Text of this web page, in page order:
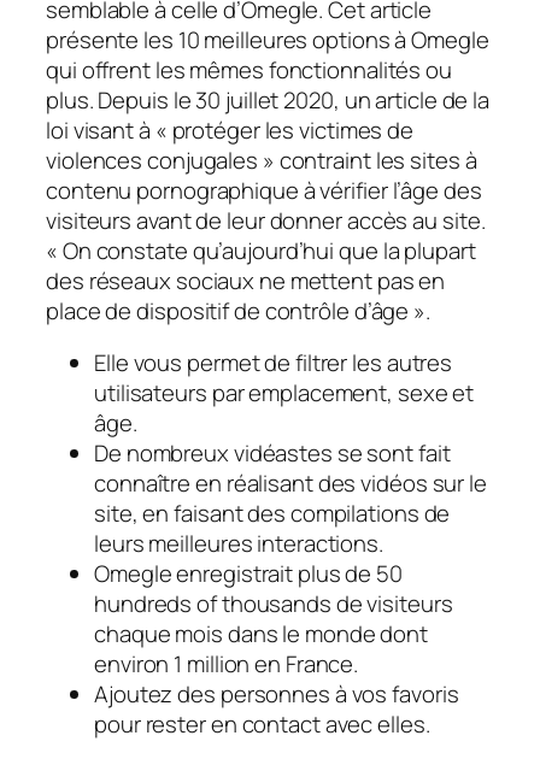
semblable à celle d’Omegle. Cet article
présente les 10 meilleures options à Omegle
qui offrent les mêmes fonctionnalités ou
plus. Depuis le 30 juillet 2020, un article de la
loi visant à « protéger les victimes de
violences conjugales » contraint les sites à
contenu pornographique à vérifier l’âge des
visiteurs avant de leur donner accès au site.
« On constate qu’aujourd’hui que la plupart
des réseaux sociaux ne mettent pas en
place de dispositif de contrôle d’âge ».
Elle vous permet de filtrer les autres
utilisateurs par emplacement, sexe et
âge.
De nombreux vidéastes se sont fait
connaître en réalisant des vidéos sur le
site, en faisant des compilations de
leurs meilleures interactions.
Omegle enregistrait plus de 50
hundreds of thousands de visiteurs
chaque mois dans le monde dont
environ 1 million en France.
Ajoutez des personnes à vos favoris
pour rester en contact avec elles.